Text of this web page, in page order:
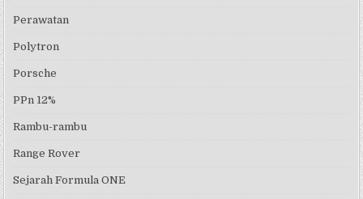
Perawatan
Polytron
Porsche
PPn 12%
Rambu-rambu
Range Rover
Sejarah Formula ONE